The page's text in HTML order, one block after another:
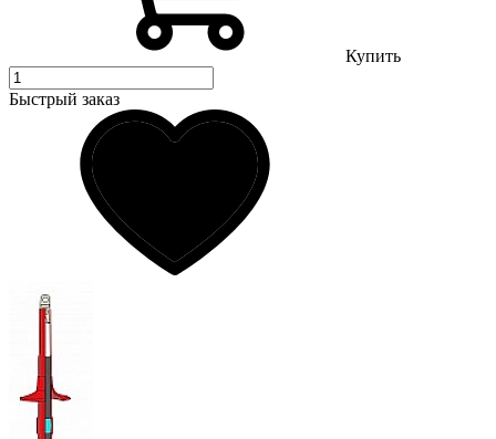
Купить
Быстрый заказ